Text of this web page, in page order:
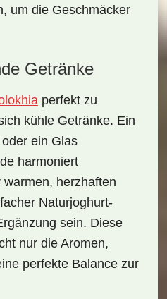
um die Geschmäcker
Getränke
perfekt zu
kühle Getränke. Ein
ein Glas
harmoniert
herzhaften
Naturjoghurt-
sein. Diese
nur die Aromen,
perfekte Balance zur